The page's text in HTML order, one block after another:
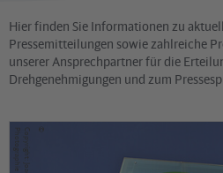
Hier finden Sie Informationen zu
Pressemitteilungen sowie zahlreiche
unserer Ansprechpartner für die
Drehgenehmigungen und zum
©
ie